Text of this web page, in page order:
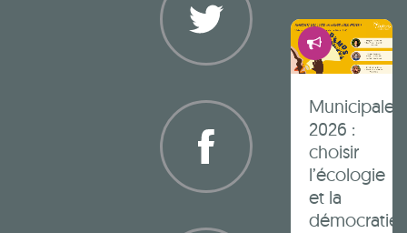
Municipales
2026 :
choisir
l’écologie
et la
démocratie